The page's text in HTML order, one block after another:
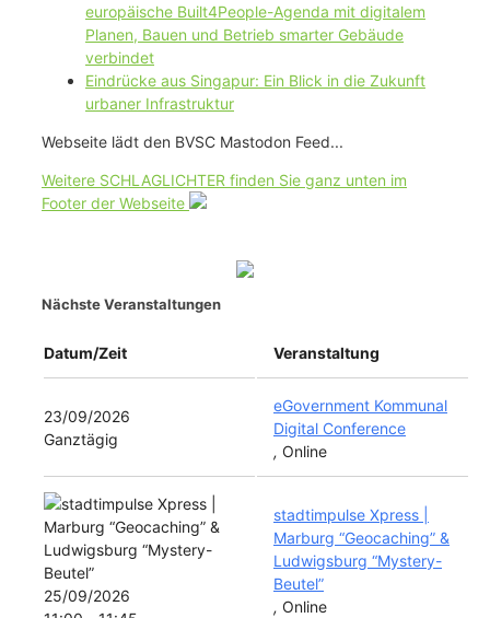
europäische Built4People-Agenda mit digitalem
Planen, Bauen und Betrieb smarter Gebäude
verbindet
Eindrücke aus Singapur: Ein Blick in die Zukunft
urbaner Infrastruktur
Webseite lädt den BVSC Mastodon Feed...
Weitere SCHLAGLICHTER finden Sie ganz unten im
Footer der Webseite
Nächste Veranstaltungen
Datum/Zeit Veranstaltung
23/09/2026
Ganztägig
eGovernment Kommunal
Digital Conference
, Online
25/09/2026
stadtimpulse Xpress |
Marburg “Geocaching” &
Ludwigsburg “Mystery-
Beutel”
, Online